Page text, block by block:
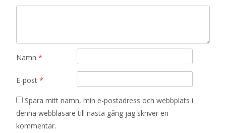
Namn *
E-post *
Spara mitt namn, min e-postadress och webbplats i
denna webbläsare till nästa gång jag skriver en
kommentar.